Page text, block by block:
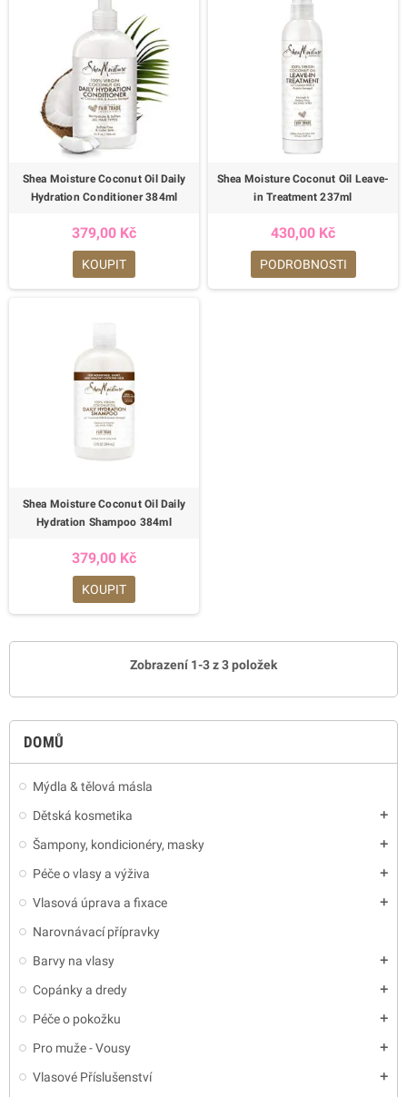
DOMŮ
Mýdla & tělová másla
Dětská kosmetika
add
Šampony, kondicionéry, masky add
Péče o vlasy a výživa add
Vlasová úprava a fixace add
Narovnávací přípravky
Barvy na vlasy
add
Copánky a dredy add
Péče o pokožku add
Pro muže - Vousy add
Vlasové Příslušenství add
Shea Moisture Coconut Oil Daily
Hydration Conditioner 384ml
379,00 Kč
KOUPIT
Shea Moisture Coconut Oil Leave-
in Treatment 237ml
430,00 Kč
PODROBNOSTI
Shea Moisture Coconut Oil Daily
Hydration Shampoo 384ml
379,00 Kč
KOUPIT
Zobrazení 1-3 z 3 položek